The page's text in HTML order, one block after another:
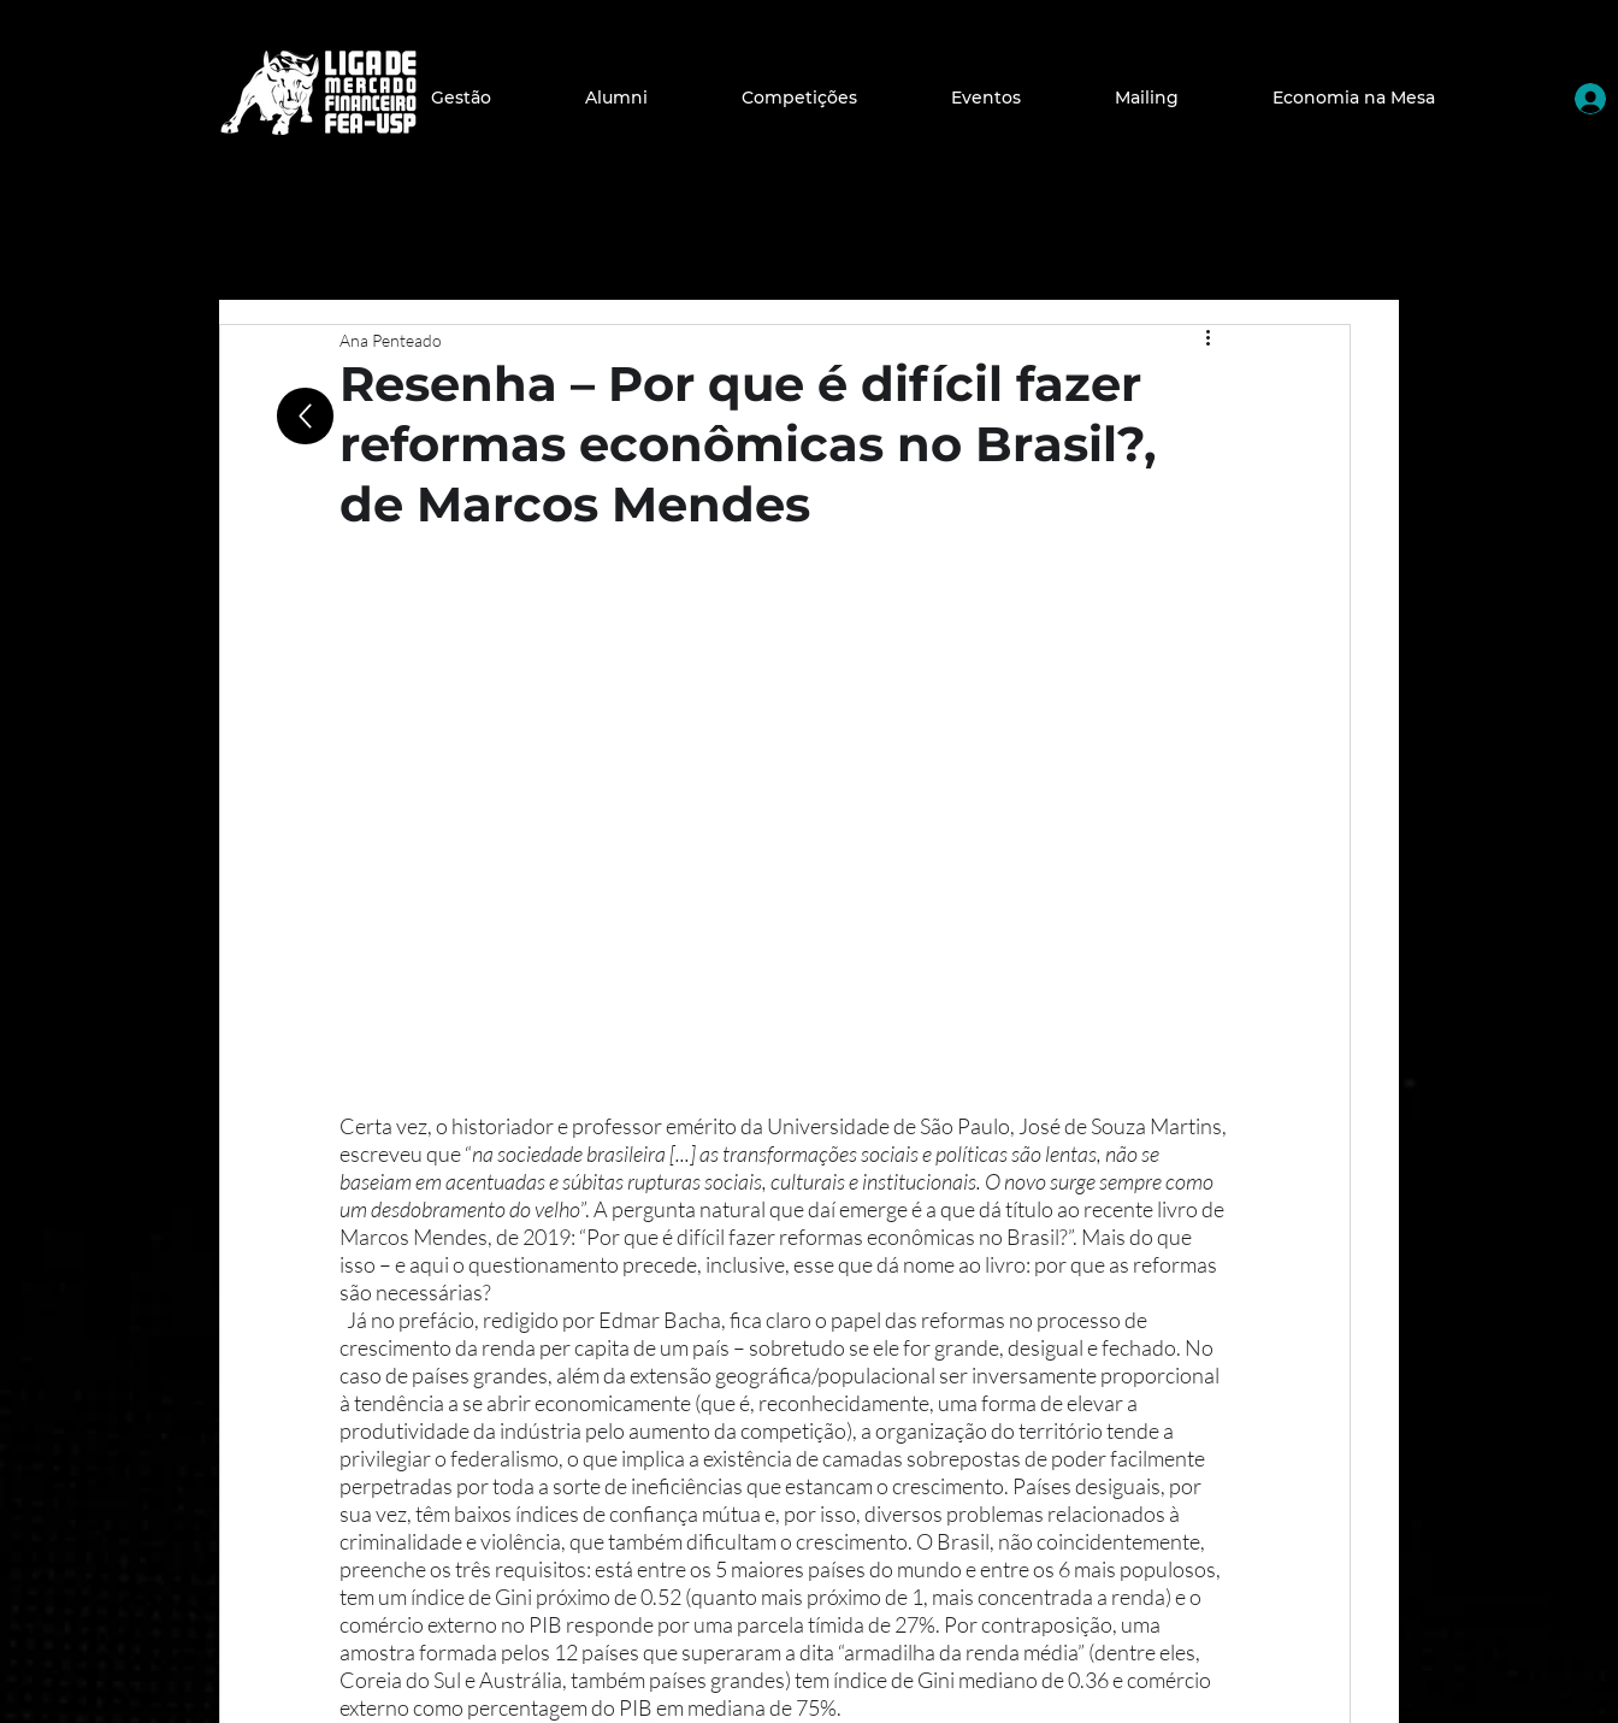
Gestão Alumni Competições Eventos Mailing Economia na Mesa
Resenha – Por que é difícil fazer
reformas econômicas no Brasil?,
de Marcos Mendes
Ana Penteado
Certa vez, o historiador e professor emérito da Universidade de São Paulo, José de Souza Martins,
escreveu que “na sociedade brasileira [...] as transformações sociais e políticas são lentas, não se
baseiam em acentuadas e súbitas rupturas sociais, culturais e institucionais. O novo surge sempre como
um desdobramento do velho”. A pergunta natural que daí emerge é a que dá título ao recente livro de
Marcos Mendes, de 2019: “Por que é difícil fazer reformas econômicas no Brasil?”. Mais do que
isso – e aqui o questionamento precede, inclusive, esse que dá nome ao livro: por que as reformas
são necessárias?
crescimento da renda per capita de um país – sobretudo se ele for grande, desigual e fechado. No
caso de países grandes, além da extensão geográfica/populacional ser inversamente proporcional
à tendência a se abrir economicamente (que é, reconhecidamente, uma forma de elevar a
produtividade da indústria pelo aumento da competição), a organização do território tende a
privilegiar o federalismo, o que implica a existência de camadas sobrepostas de poder facilmente
perpetradas por toda a sorte de ineficiências que estancam o crescimento. Países desiguais, por
sua vez, têm baixos índices de confiança mútua e, por isso, diversos problemas relacionados à
criminalidade e violência, que também dificultam o crescimento. O Brasil, não coincidentemente,
preenche os três requisitos: está entre os 5 maiores países do mundo e entre os 6 mais populosos,
tem um índice de Gini próximo de 0.52 (quanto mais próximo de 1, mais concentrada a renda) e o
comércio externo no PIB responde por uma parcela tímida de 27%. Por contraposição, uma
amostra formada pelos 12 países que superaram a dita “armadilha da renda média” (dentre eles,
Coreia do Sul e Austrália, também países grandes) tem índice de Gini mediano de 0.36 e comércio
externo como percentagem do PIB em mediana de 75%.